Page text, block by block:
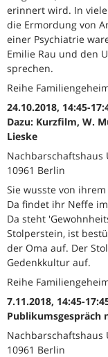
erinnert wird. In
die Ermordung von
einer Psychiatrie
Emilie Rau und den
sprechen.
Reihe
24.10.2018, 14:45-
Dazu: Kurzfilm, W.
Lieske
Nachbarschaftshaus
10961 Berlin
Sie wusste von
Da findet ihr Neffe
Da steht
Stolperstein, ist
der Oma auf. Der
Gedenkkultur auf.
Reihe
7.11.2018, 14:45-
Publikumsgespräch
Nachbarschaftshaus
10961 Berlin